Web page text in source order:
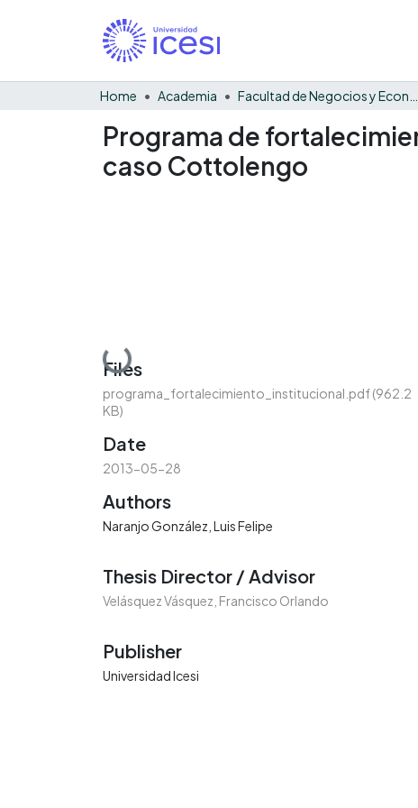
Home Academia
Programa de
caso Cottolengo
Loading...
Files
programa_fortalecimiento_institucional.pdf(962.2
KB)
Date
2013-05-28
Authors
Naranjo González, Luis Felipe
Thesis Director / Advisor
Velásquez Vásquez, Francisco Orlando
Publisher
Universidad Icesi